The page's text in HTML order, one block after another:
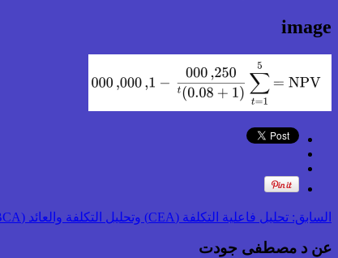
image
السابق: تحليل فاعلية التكلفة (CEA) وتحليل التكلفة والعائد (BCA) في مشروعات التعليم الإلكتروني
عن د مصطفى جودت